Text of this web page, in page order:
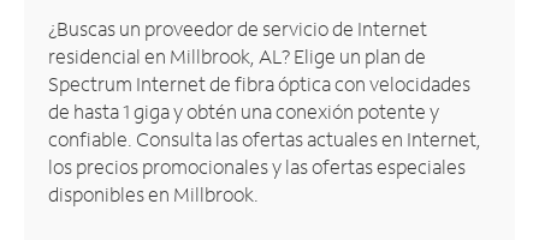
Inglés
Administrar
cuenta
Encuentra
una
tienda
¿Buscas un proveedor de servicio de Internet
residencial en Millbrook, AL? Elige un plan de
Spectrum Internet de fibra óptica con velocidades
de hasta 1 giga y obtén una conexión potente y
confiable. Consulta las ofertas actuales en Internet,
los precios promocionales y las ofertas especiales
disponibles en Millbrook.